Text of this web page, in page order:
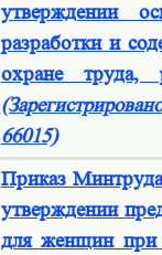
утверждении
разработки и
охране труда,
66015)
Приказ
утверждении
для женщин при